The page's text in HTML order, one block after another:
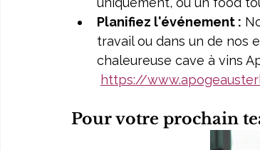
Planifiez l'événement :
travail ou dans un de nos
chaleureuse cave à vins
https://
Pour votre prochain